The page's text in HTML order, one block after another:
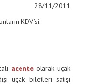
28/11/2011
KDV’si.
acenteolarak uçak
uçak biletleri satışı